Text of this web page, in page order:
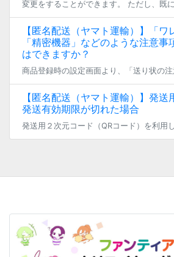
【匿名配送（ヤマト運輸）】「ワ
「精密機器」などのような注意事
はできますか？
【匿名配送（ヤマト運輸）】発
発送有効期限が切れた場合